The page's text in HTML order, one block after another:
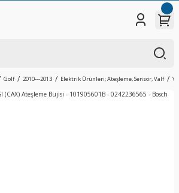
Golf 2010---2013 Elektrik Ürünleri; Ateşleme, Sensör, Valf